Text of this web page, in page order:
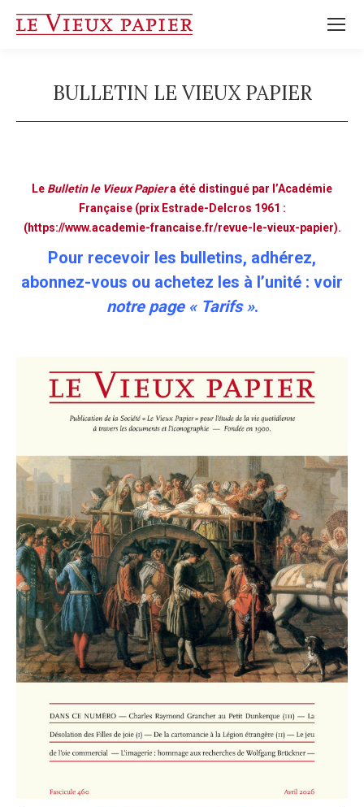
BULLETIN LE VIEUX PAPIER
Vous êtes ici :
Le Bulletin le Vieux Papiera été distingué par l’Académie
Française (prix Estrade-Delcros 1961 :
(https://www.academie-francaise.fr/revue-le-vieux-papier).
Pour recevoir les bulletins, adhérez,
abonnez-vous ou achetez les à l’unité : voir
notre page « Tarifs ».